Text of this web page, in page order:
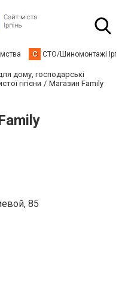
С СТО/Шиномонтажі
дому, господарські
гігієни Магазин Family
85